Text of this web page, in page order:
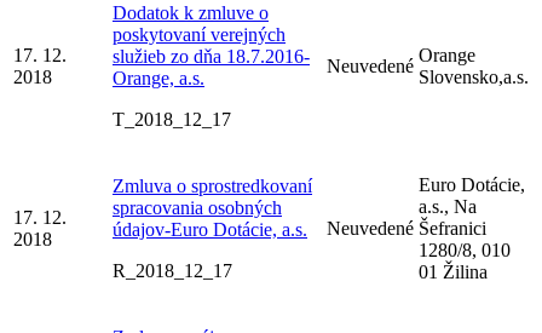
17. 12.
2018
Dodatok k zmluve o
poskytovaní verejných
služieb zo dňa 18.7.2016-
Orange, a.s.
T_2018_12_17
Neuvedené
Orange
Slovensko,a.s.
17. 12.
2018
Zmluva o sprostredkovaní
spracovania osobných
údajov-Euro Dotácie, a.s.
R_2018_12_17
Neuvedené
Euro Dotácie,
a.s., Na
Šefranici
1280/8, 010
01 Žilina